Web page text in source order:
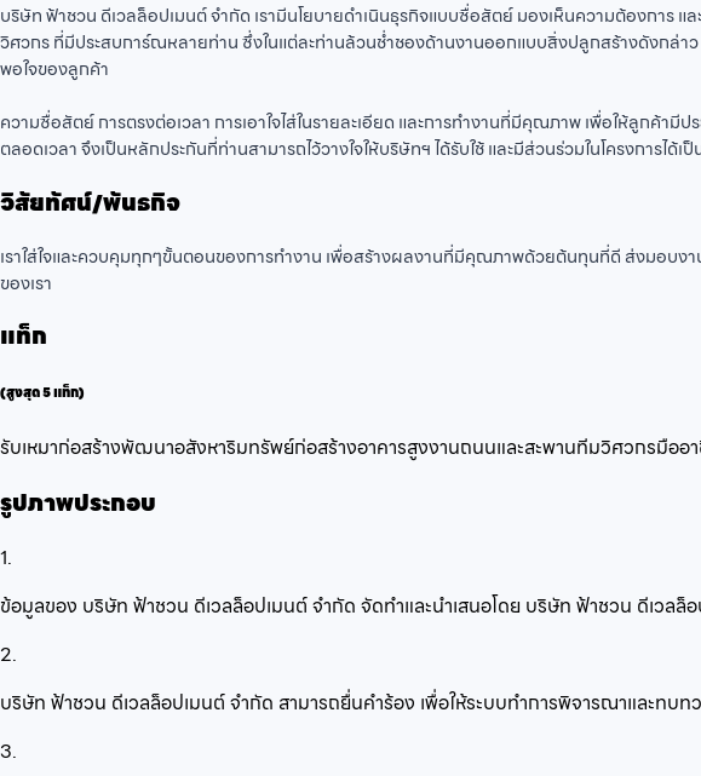
บริษัท ฟ้าชวน ดีเวลล็อปเมนต์ จำกัด เรามีนโยบายดำเนินธุรกิจแบบซื่อสัตย์ มองเห็นความต้องการ
วิศวกร ที่มีประสบการ์ณหลายท่าน ซึ่งในแต่ละท่านล้วนช่ำชองด้านงานออกแบบสิ่งปลูกสร้างดังกล่า
พอใจของลูกค้า
ความซื่อสัตย์ การตรงต่อเวลา การเอาใจไส่ในรายละเอียด และการทำงานที่มีคุณภาพ เพื่อให้ลูก
ตลอดเวลา จึงเป็นหลักประกันที่ท่านสามารถไว้วางใจให้บริษัทฯ ได้รับใช้ และมีส่วนร่วมในโครงการได้เ
วิสัยทัศน์/พันธกิจ
เราใส่ใจและควบคุมทุกๆขั้นตอนของการทำงาน เพื่อสร้างผลงานที่มีคุณภาพด้วยต้นทุนที่ดี ส่งมอบง
ของเรา
แท็ก
(สูงสุด 5 แท็ก)
รับเหมาก่อสร้างพัฒนาอสังหาริมทรัพย์ก่อสร้างอาคารสูงงานถนนและสะพานทีมวิศวกรมืออ
รูปภาพประกอบ
1.
ข้อมูลของ บริษัท ฟ้าชวน ดีเวลล็อปเมนต์ จำกัด จัดทำและนำเสนอโดย บริษัท ฟ้าชวน ดีเวล
2.
บริษัท ฟ้าชวน ดีเวลล็อปเมนต์ จำกัด สามารถยื่นคำร้อง เพื่อให้ระบบทำการพิจารณาและ
3.